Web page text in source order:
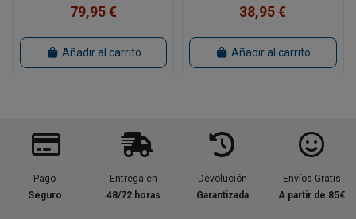
79,95 €
Añadir al carrito
38,95 €
Añadir al carrito
Pago
Seguro
Entrega en
48/72 horas
Devolución
Garantizada
Envíos Gratis
A partir de 85€